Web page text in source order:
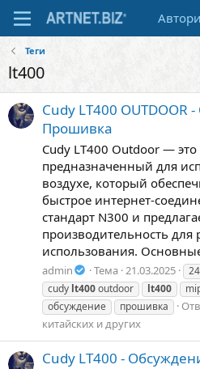
Теги
lt400
Cudy LT400 OUTDOOR
Прошивка
Cudy LT400 Outdoor —
предназначенный для
воздухе, который
быстрое интернет-
стандарт N300 и
производительность для
использования.
admin Тема 21.03.2025
cudy lt400outdoor lt400
обсуждение
прошивка
китайских и других
Cudy LT400 -